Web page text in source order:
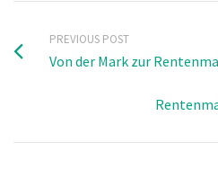
PREVIOUS POST
Von der Mark zur